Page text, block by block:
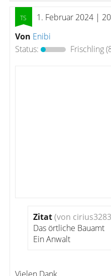
1. Februar 2024 |
Von Enibi
Status:
Frischling
Zitat(von
Das örtliche Bauamt
Ein Anwalt